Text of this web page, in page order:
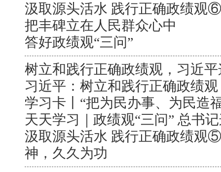
汲取源头活水 践行正确政绩观
把丰碑立在人民群众心中
答好政绩观“三问”
树立和践行正确政绩观，习近
习近平：树立和践行正确政绩观
学习卡丨“把为民办事、为民造
天天学习｜政绩观“三问” 总书
汲取源头活水 践行正确政绩观
神，久久为功